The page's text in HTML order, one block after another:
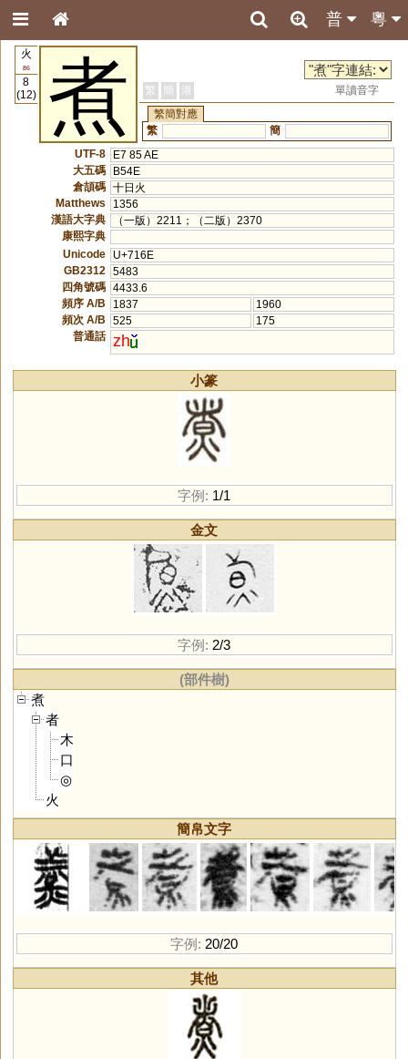
粵
普
火
86
8
(12)
煮 繁 簡 港
單讀音字
繁簡對應
繁
簡
UTF-8
E7 85 AE
大五碼
B54E
倉頡碼 十日火
Matthews
1356
漢語大字典
（一版）2211；（二版）2370
康熙字典
Unicode
U+716E
GB2312
5483
四角號碼 4433.6
頻序 A/B
1837
1960
頻次 A/B
525
175
普通話 zh
小篆
字例: 1/1
金文
字例: 2/3
(部件樹)
煮
者
木
口
◎
火
簡帛文字
字例: 20/20
其他